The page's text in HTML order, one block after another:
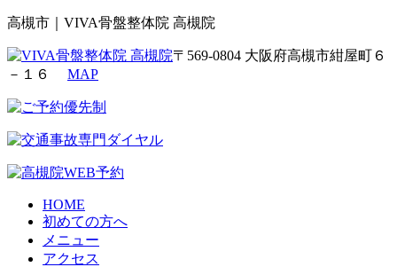
高槻市｜VIVA骨盤整体院 高槻院
〒569-0804 大阪府高槻市紺屋町６
－１６ MAP
HOME
初めての方へ
メニュー
アクセス